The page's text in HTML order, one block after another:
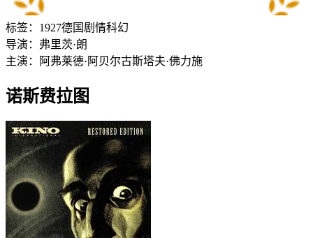
标签： 1927德国 剧情科幻
导演： 弗里茨·朗
主演：
阿弗莱德·阿贝尔古斯塔夫·佛力施
诺斯费拉图